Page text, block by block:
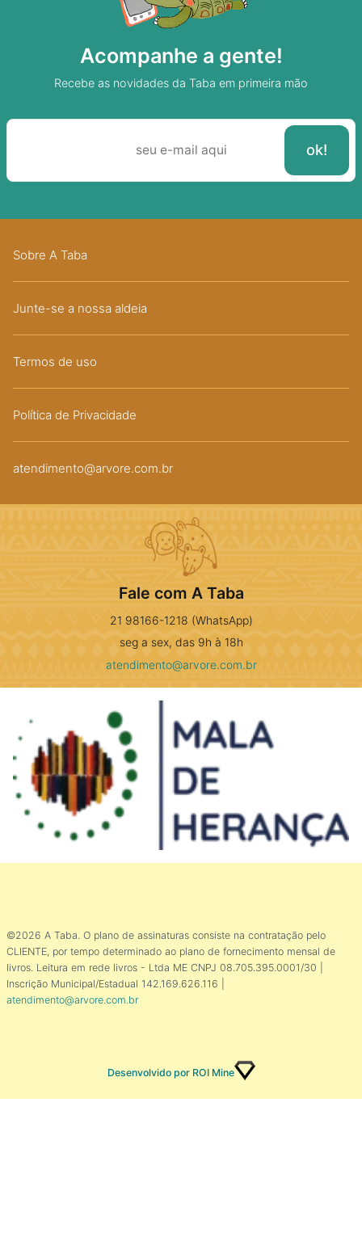
Acompanhe a gente!
Recebe as novidades da Taba em primeira mão
Sobre A Taba
Junte-se a nossa aldeia
Termos de uso
Política de Privacidade
atendimento@arvore.com.br
Fale com A Taba
21 98166-1218 (WhatsApp)
seg a sex, das 9h à 18h
atendimento@arvore.com.br
©2026 A Taba. O plano de assinaturas consiste na contratação pelo
CLIENTE, por tempo determinado ao plano de fornecimento mensal de
livros. Leitura em rede livros - Ltda ME CNPJ 08.705.395.0001/30 |
Inscrição Municipal/Estadual 142.169.626.116 |
atendimento@arvore.com.br
Desenvolvido por ROI Mine